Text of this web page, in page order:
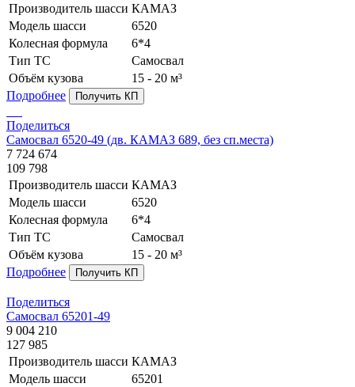
Производитель шасси КАМАЗ
Модель шасси
6520
Колесная формула
6*4
Тип ТС
Самосвал
Объём кузова
15 - 20 м³
Подробнее
Получить КП
Поделиться
Самосвал 6520-49 (дв. КАМАЗ 689, без сп.места)
7 724 674
109 798
Производитель шасси КАМАЗ
Модель шасси
6520
Колесная формула
6*4
Тип ТС
Самосвал
Объём кузова
15 - 20 м³
Подробнее
Получить КП
Поделиться
Самосвал 65201-49
9 004 210
127 985
Производитель шасси КАМАЗ
Модель шасси
65201